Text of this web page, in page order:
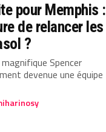
pour Memphis :
de relancer les
?
Spencer
devenue une équipe